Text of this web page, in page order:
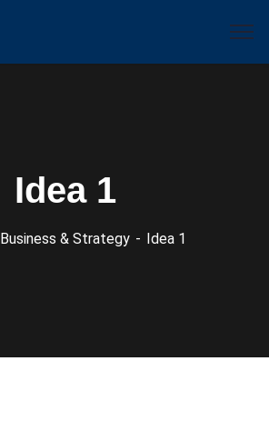
Idea 1
Business & Strategy Idea 1